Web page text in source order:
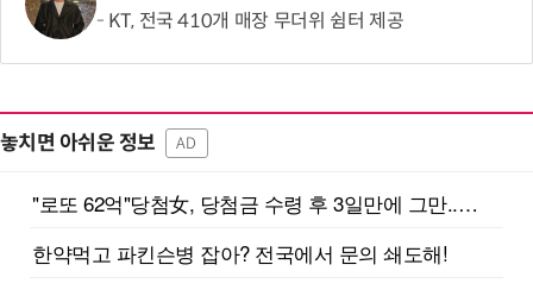
KT, 전국 410개 매장 무더위 쉼터 제공
놓치면 아쉬운 정보 AD